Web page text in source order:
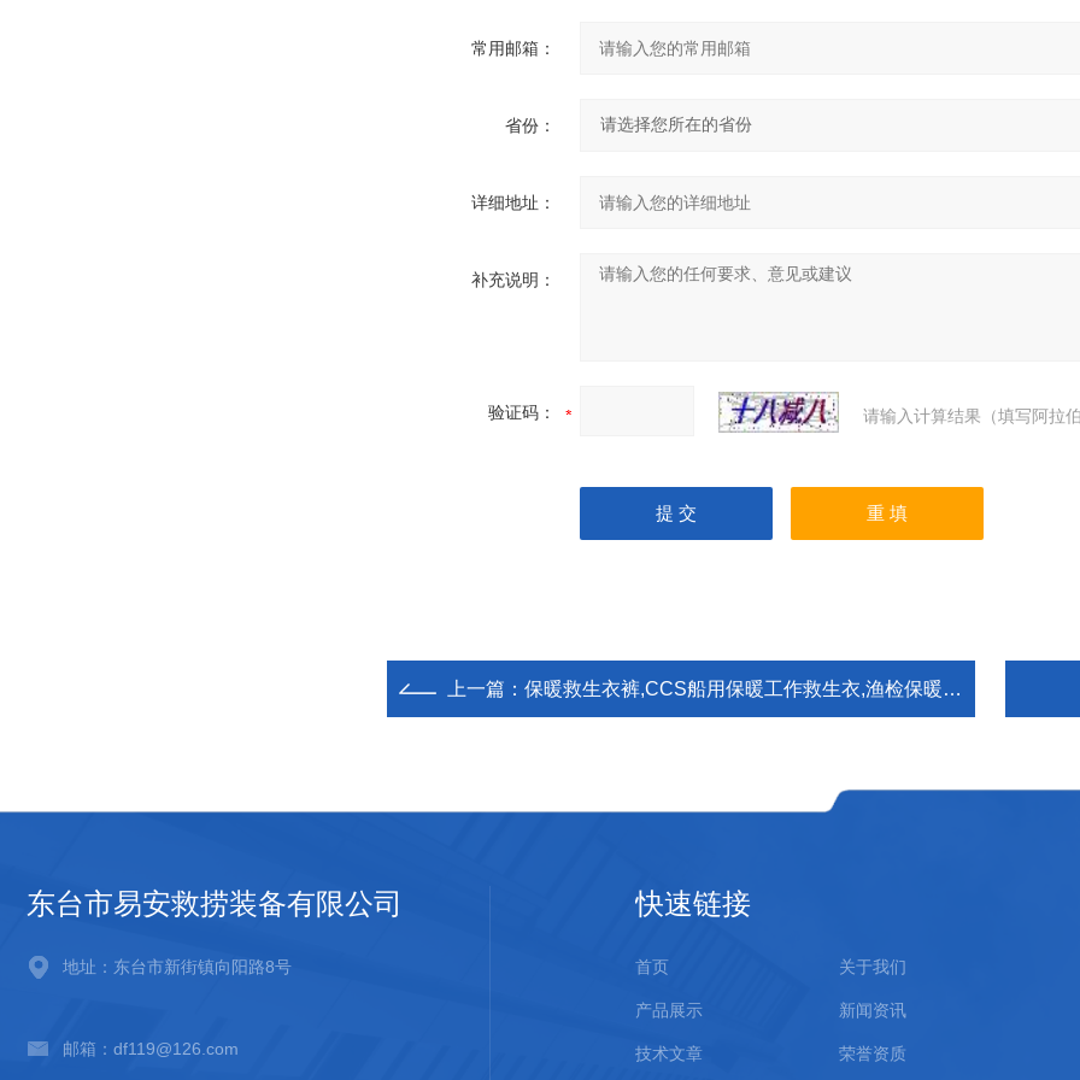
常用邮箱：
省份：
详细地址：
补充说明：
验证码： 请输入计算结果（填写阿拉
上一篇： 保暖救生衣裤,CCS船用保暖工作救生衣,渔检保暖救生服
东台市易安救捞装备有限公司
地址：东台市新街镇向阳路8号
邮箱：df119@126.com
快速链接
首页 关于我们
产品展示 新闻资讯
技术文章 荣誉资质